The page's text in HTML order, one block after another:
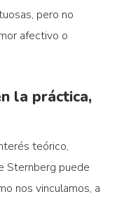
pero no
afectivo o
la práctica,
teórico,
Sternberg puede
nos vinculamos, a